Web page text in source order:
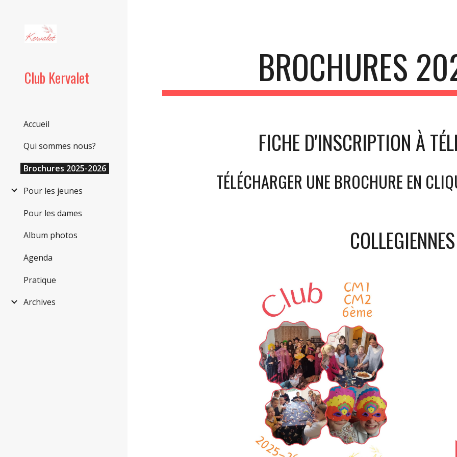
Club Kervalet
Accueil
Qui sommes nous?
Brochures 2025-2026
Pour les jeunes
Pour les dames
Album photos
Agenda
Pratique
Archives
BROCHURES
FICHE D'INSCRIPTION À
TÉLÉCHARGER UNE BROCHURE EN